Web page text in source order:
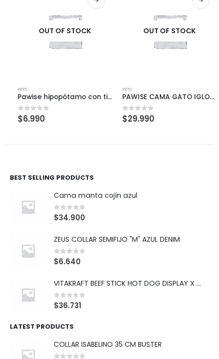
OUT OF STOCK
PETS
Pawise hipopótamo con tirador
out of 5
6.990
OUT OF STOCK
PETS
PAWISE CAMA GATO IGLOO CAFÉ
out of 5
29.990
BEST SELLING PRODUCTS
Cama manta cojín azul
0out of 5
$34.900
ZEUS COLLAR SEMIFIJO "M" AZUL DENIM
0out of 5
$6.640
VITAKRAFT BEEF STICK HOT DOG DISPLAY X 10
0out of 5
$36.731
LATEST PRODUCTS
COLLAR ISABELINO 35 CM BUSTER